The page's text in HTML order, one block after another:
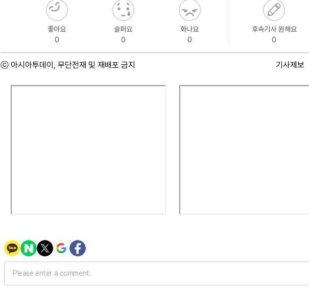
좋아요
0
슬퍼요
0
화나요
0
후속기사 원해요
0
ⓒ 아시아투데이, 무단전재 및 재배포 금지 기사제보